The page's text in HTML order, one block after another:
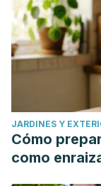
JARDINES Y
Cómo
como